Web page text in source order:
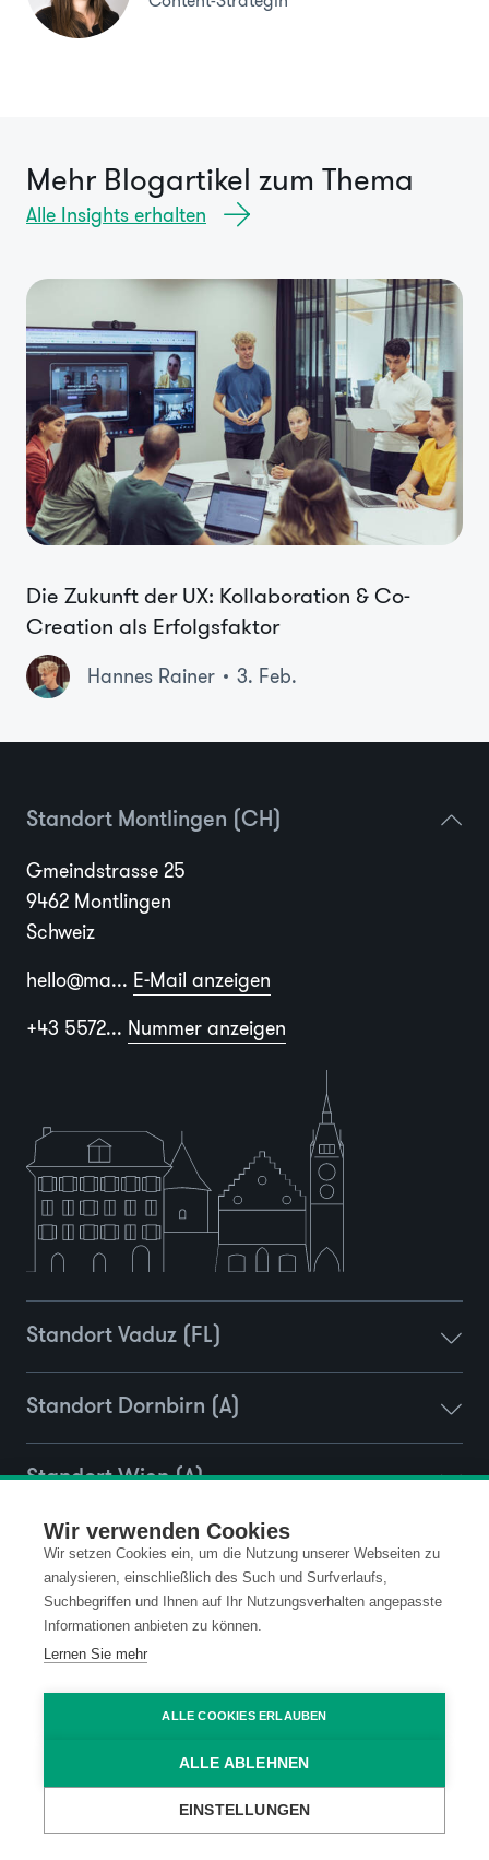
Wir verwenden Cookies
Wir setzen Cookies ein, um die Nutzung unserer Webseiten zu
analysieren, einschließlich des Such und Surfverlaufs,
Suchbegriffen und Ihnen auf Ihr Nutzungsverhalten angepasste
Informationen anbieten zu können.
Lernen Sie mehr
ALLE COOKIES ERLAUBEN
ALLE ABLEHNEN
EINSTELLUNGEN
Mehr Blogartikel zum Thema
Alle Insights erhalten
Die Zukunft der UX: Kollaboration & Co-
Creation als Erfolgsfaktor
Hannes Rainer 3. Feb.
Standort Montlingen (CH)
Gmeindstrasse 25
9462 Montlingen
Schweiz
hello@ma... E-Mail anzeigen
+43 5572... Nummer anzeigen
Standort Vaduz (FL)
Standort Dornbirn (A)
Standort Wien (A)
Standort Ravensburg (D)
Kontakt
Code of Conduct